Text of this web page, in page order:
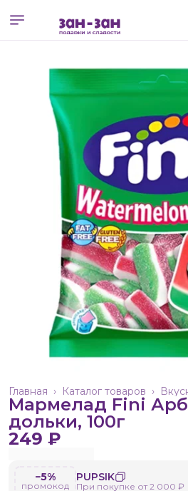
Каталог товаров ›
Главная ›
Мармелад Fini
дольки, 100г
249 ₽
−5%
промокод
PUPSIK
При покупке от 2 000 ₽